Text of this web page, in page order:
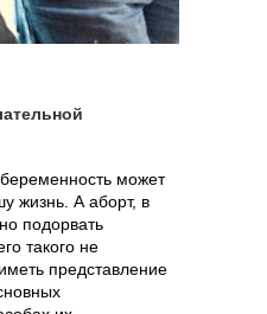
может
жизнь. А аборт, в
подорвать
такого не
представление